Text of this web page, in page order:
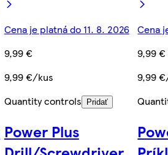
Cena je platná do 11. 8. 2026
9,99 €
9,99 €/kus
Quantity controls
Pridať
Cena
9,99 €
9,99
Power Plus